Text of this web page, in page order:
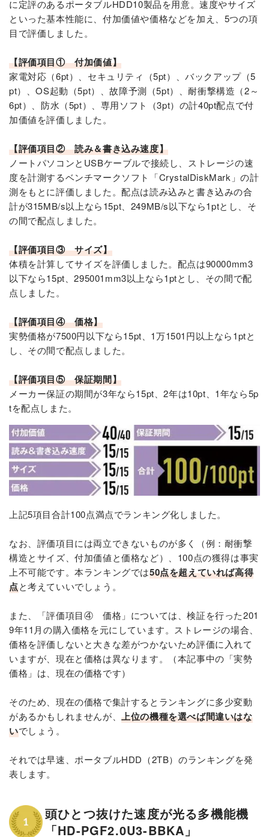
に定評のあるポータブルHDD10製品を用意。速度やサイズ
といった基本性能に、付加価値や価格などを加え、5つの項
目で評価しました。
【評価項目① 付加価値】
家電対応（6pt）、セキュリティ（5pt）、バックアップ（5
pt）、OS起動（5pt）、故障予測（5pt）、耐衝撃構造（2～
6pt）、防水（5pt）、専用ソフト（3pt）の計40pt配点で付
加価値を評価しました。
【評価項目② 読み＆書き込み速度】
ノートパソコンとUSBケーブルで接続し、ストレージの速
度を計測するベンチマークソフト「CrystalDiskMark」の計
測をもとに評価しました。配点は読み込みと書き込みの合
計が315MB/s以上なら15pt、249MB/s以下なら1ptとし、そ
の間で配点しました。
【評価項目③ サイズ】
体積を計算してサイズを評価しました。配点は90000mm3
以下なら15pt、295001mm3以上なら1ptとし、その間で配
点しました。
【評価項目④ 価格】
実勢価格が7500円以下なら15pt、1万1501円以上なら1ptと
し、その間で配点しました。
【評価項目⑤ 保証期間】
メーカー保証の期間が3年なら15pt、2年は10pt、1年なら5p
tを配点しまた。
上記5項目合計100点満点でランキング化しました。
なお、評価項目には両立できないものが多く（例：耐衝撃
構造とサイズ、付加価値と価格など）、100点の獲得は事実
上不可能です。本ランキングでは50点を超えていれば高得
点と考えていいでしょう。
また、「評価項目④ 価格」については、検証を行った201
9年11月の購入価格を元にしています。ストレージの場合、
価格を評価しないと大きな差がつかないため評価に入れて
いますが、現在と価格は異なります。（本記事中の「実勢
価格」は、現在の価格です）
そのため、現在の価格で集計するとランキングに多少変動
があるかもしれませんが、上位の機種を選べば間違いはな
いでしょう。
それでは早速、ポータブルHDD（2TB）のランキングを発
表します。
頭ひとつ抜けた速度が光る多機能機
「HD-PGF2.0U3-BBKA」